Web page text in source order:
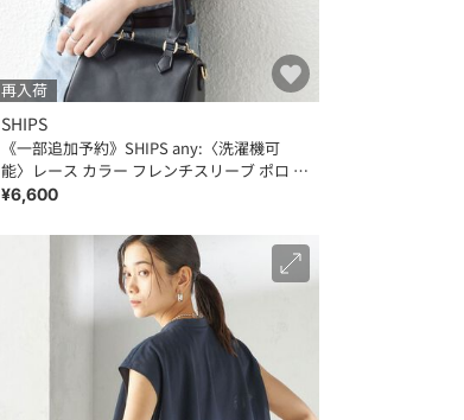
再入荷
SHIPS
《一部追加予約》SHIPS any:〈洗濯機可
能〉レース カラー フレンチスリーブ ポロ プ
ルオーバー
¥6,600